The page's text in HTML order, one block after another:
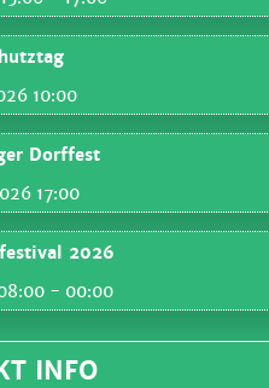
10:00
Dorffest
17:00
2026
- 00:00
INFO